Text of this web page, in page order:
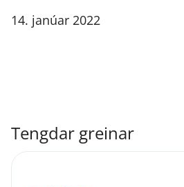
14. janúar 2022
Tengdar greinar